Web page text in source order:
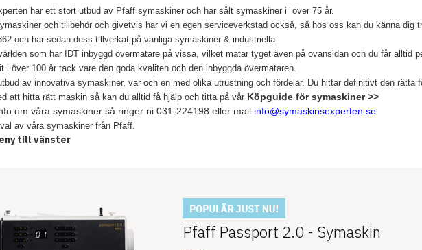
har ett stort utbud av Pfaff symaskiner och har sålt symaskiner i över 75 år.
och tillbehör och givetvis har vi en egen serviceverkstad också, så hos oss kan du känna dig
och har sedan dess tillverkat på vanliga symaskiner & industriella.
som har IDT inbyggd övermatare på vissa, vilket matar tyget även på ovansidan och du får alltid
i över 100 år tack vare den goda kvaliten och den inbyggda övermataren.
av innovativa symaskiner, var och en med olika utrustning och fördelar. Du hittar definitivt den rätta
att hitta rätt maskin så kan du alltid få hjälp och titta på vår Köpguide för symaskiner >>
om våra symaskiner så ringer ni 031-224198 eller mail info@symaskinsexperten.se
av våra symaskiner från Pfaff.
till vänster
Pfaff Passport 2.0 - Symaskin